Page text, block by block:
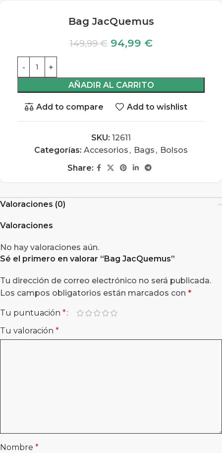
Bag JacQuemus
149,99€ 94,99 €
AÑADIR AL CARRITO
Add to compare Add to wishlist
SKU: 12611
Categorías: Accesorios , Bags , Bolsos
Share:
Valoraciones (0)
Valoraciones
No hay valoraciones aún.
Sé el primero en valorar “ Bag JacQuemus”
Tu dirección de correo electrónico no será publicada.
Los campos obligatorios están marcados con *
Tu puntuación *
Tu valoración *
Nombre *